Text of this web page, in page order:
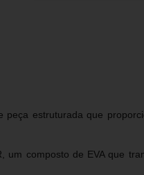
peça estruturada que
um composto de EVA que